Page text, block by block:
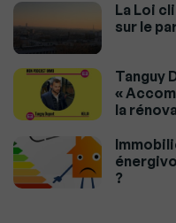
La Loi
sur le
Tanguy
«
la
?